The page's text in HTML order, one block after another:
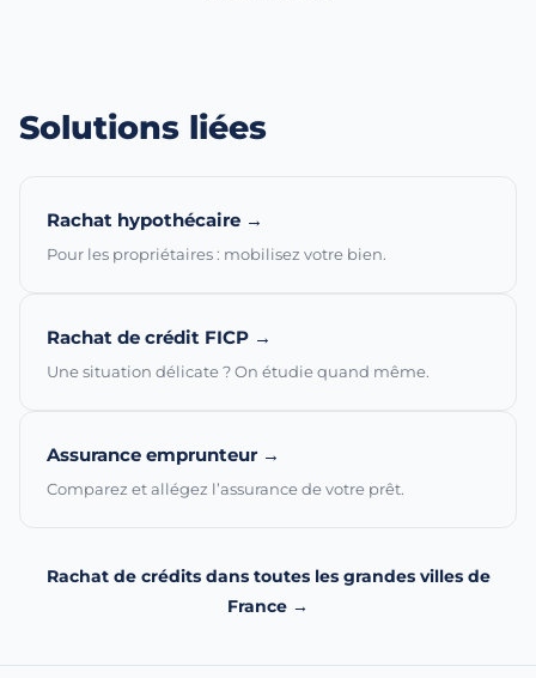
Solutions liées
Rachat hypothécaire →
Pour les propriétaires : mobilisez votre bien.
Rachat de crédit FICP →
Une situation délicate ? On étudie quand même.
Assurance emprunteur →
Comparez et allégez l’assurance de votre prêt.
Rachat de crédits dans toutes les grandes villes de
France →